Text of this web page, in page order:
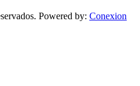
Powered by: Conexion